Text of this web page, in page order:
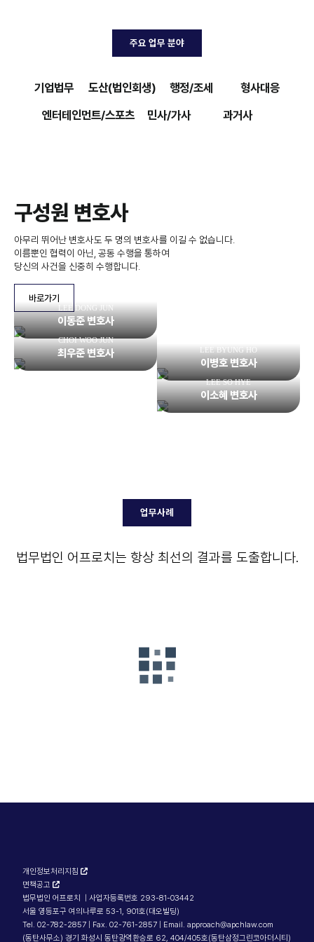
주요 업무 분야
기업법무 도산(법인회생) 행정/조세
형사대응
엔터테인먼트/스포츠
민사/가사 과거사
구성원 변호사
아무리 뛰어난 변호사도 두 명의 변호사를 이길 수 없습니다.
이름뿐인 협력이 아닌, 공동 수행을 통하여
당신의 사건을 신중히 수행합니다.
바로가기
LEE DONG JUN
이동준 변호사
LEE BYUNG HO
이병호 변호사
CHOI WOO JUN
최우준 변호사
LEE SO HYE
이소혜 변호사
업무사례
법무법인 어프로치는 항상 최선의 결과를 도출합니다.
개인정보처리지침
면책공고
법무법인 어프로치 | 사업자등록번호 293-81-03442
서울 영등포구 여의나루로 53-1, 901호(대오빌딩)
Tel. 02-782-2857 | Fax. 02-761-2857 | Email. approach@apchlaw.com
(동탄사무소) 경기 화성시 동탄광역환승로 62, 404/405호(동탄삼정그린코아더시티)